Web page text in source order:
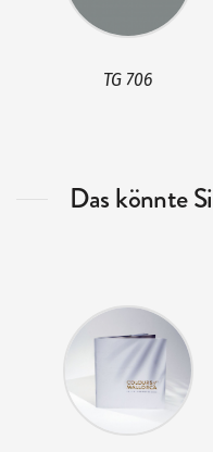
TG 706
Das könnte